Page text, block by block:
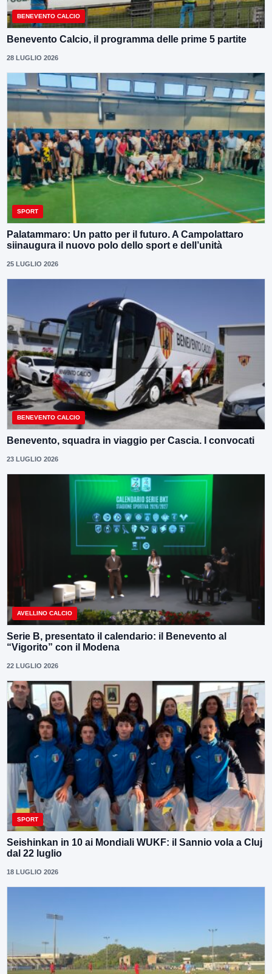
BENEVENTO CALCIO
Benevento Calcio, il programma delle prime 5 partite
28 LUGLIO 2026
SPORT
Palatammaro: Un patto per il futuro. A Campolattaro
siinaugura il nuovo polo dello sport e dell’unità
25 LUGLIO 2026
BENEVENTO CALCIO
Benevento, squadra in viaggio per Cascia. I convocati
23 LUGLIO 2026
AVELLINO CALCIO
Serie B, presentato il calendario: il Benevento al
“Vigorito” con il Modena
22 LUGLIO 2026
SPORT
Seishinkan in 10 ai Mondiali WUKF: il Sannio vola a Cluj
dal 22 luglio
18 LUGLIO 2026